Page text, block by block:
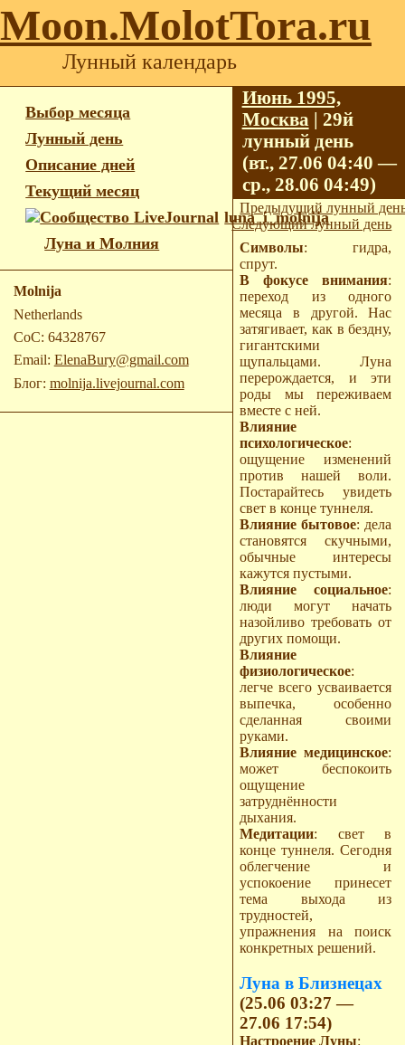
Moon.MolotTora.ru
Лунный календарь
Выбор месяца
Лунный день
Описание дней
Текущий месяц
luna_i_molnija
Луна и Молния
Molnija
Netherlands
CoC: 64328767
Email: ElenaBury@gmail.com
Блог: molnija.livejournal.com
Июнь 1995,
Москва | 29й
лунный день
(вт., 27.06 04:40 —
ср., 28.06 04:49)
Предыдущий лунный
Следующий лунный день
Символы: гидра,
спрут.
В фокусе внимания:
переход из одного
месяца в другой. Нас
затягивает, как в бездну,
гигантскими
щупальцами. Луна
перерождается, и эти
роды мы переживаем
вместе с ней.
Влияние
психологическое:
ощущение изменений
против нашей воли.
Постарайтесь увидеть
свет в конце туннеля.
Влияние бытовое: дела
становятся скучными,
обычные интересы
кажутся пустыми.
Влияние социальное:
люди могут начать
назойливо требовать от
других помощи.
Влияние
физиологическое:
легче всего усваивается
выпечка, особенно
сделанная своими
руками.
Влияние медицинское:
может беспокоить
ощущение
затруднённости
дыхания.
Медитации: свет в
конце туннеля. Сегодня
облегчение и
успокоение принесет
тема выхода из
трудностей,
упражнения на поиск
конкретных решений.
Луна в Близнецах
(25.06 03:27 —
27.06 17:54)
Настроение Луны: